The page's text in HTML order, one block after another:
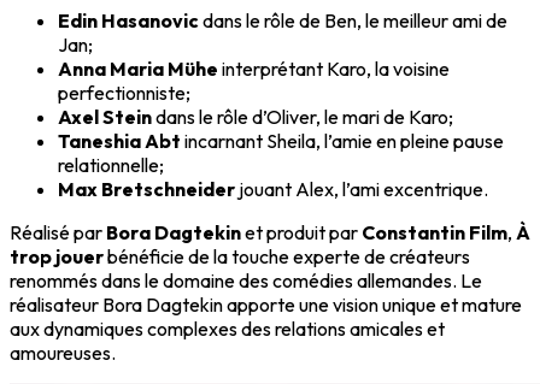
Edin Hasanovicdans le rôle de Ben, le meilleur ami de
Jan;
Anna Maria Mühe interprétant Karo, la voisine
perfectionniste;
Axel Steindans le rôle d’Oliver, le mari de Karo;
Taneshia Abt incarnant Sheila, l’amie en pleine pause
relationnelle;
Max Bretschneider jouant Alex, l’ami excentrique.
Réalisé par Bora Dagtekinet produit par Constantin Film, À
trop jouerbénéficie de la touche experte de créateurs
renommés dans le domaine des comédies allemandes. Le
réalisateur Bora Dagtekin apporte une vision unique et mature
aux dynamiques complexes des relations amicales et
amoureuses.